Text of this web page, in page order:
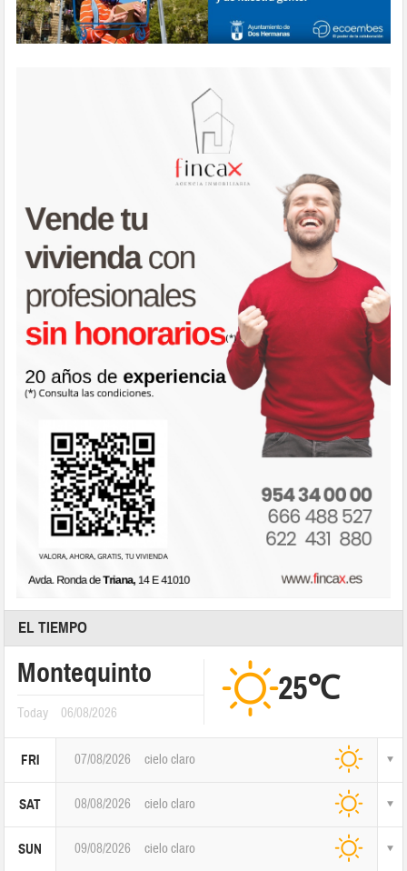
EL TIEMPO
Montequinto
Today 06/08/2026
25℃
FRI 07/08/2026 cielo claro
SAT 08/08/2026 cielo claro
SUN 09/08/2026 cielo claro